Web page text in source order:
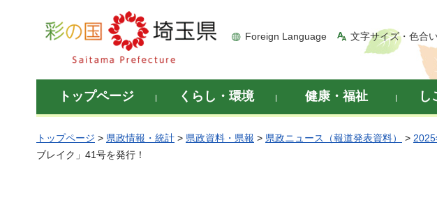
彩の国 埼玉県
Foreign Language 文字サイズ・色合
トップページ くらし・環境 健康・福祉 し
トップページ > 県政情報・統計 > 県政資料・県報 > 県政ニュース（報道発表資料） >
ブレイク」41号を発行！